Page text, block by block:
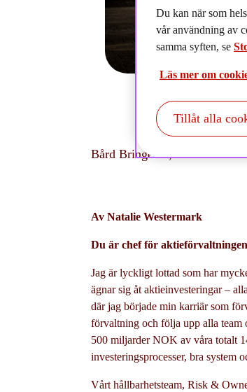
Bård Bringedal, Chef
Av Natalie Westermark
Du är chef för
Jag är lyckligt lottad som har
ägnar sig åt aktieinvesteringar –
där jag började min karriär som
förvaltning och följa upp alla team
500 miljarder NOK av våra totalt
investeringsprocesser, bra system
Vårt hållbarhetsteam, Risk &
Du kan när som
vår användning av
samma syften, se
Läs mer om
Tillåt alla